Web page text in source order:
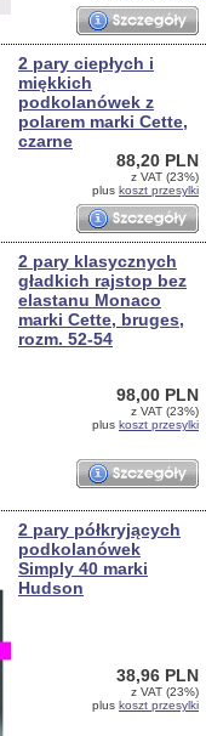
2 pary ciepłych i
miękkich
podkolanówek z
polarem marki Cette,
czarne
88,20 PLN
z VAT (23%)
plus koszt przesylki
2 pary klasycznych
gładkich rajstop bez
elastanu Monaco
marki Cette, bruges,
rozm. 52-54
98,00 PLN
z VAT (23%)
plus koszt przesylki
2 pary półkryjących
podkolanówek
Simply 40 marki
Hudson
38,96 PLN
z VAT (23%)
plus koszt przesylki